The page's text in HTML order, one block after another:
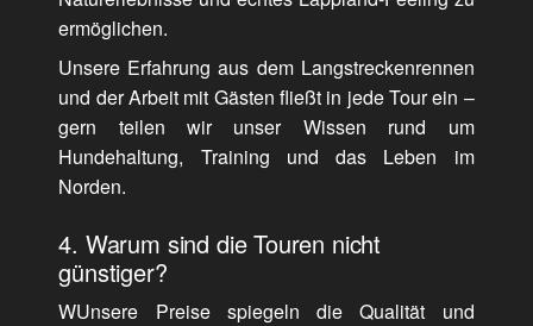
ermöglichen.
Unsere Erfahrung aus dem Langstreckenrennen
und der Arbeit mit Gästen fließt in jede Tour ein –
gern teilen wir unser Wissen rund um
Hundehaltung, Training und das Leben im
Norden.
4. Warum sind die Touren nicht
günstiger?
WUnsere Preise spiegeln die Qualität und